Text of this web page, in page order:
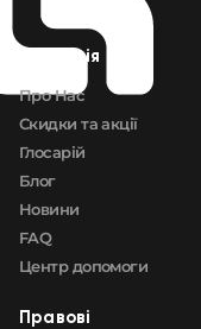
Компанія
Про Нас
Скидки та акції
Глосарій
Блог
Новини
FAQ
Центр допомоги
Правові